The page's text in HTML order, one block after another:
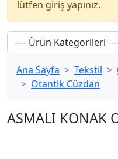
lütfen giriş yapınız.
Ana Sayfa Tekstil
Otantik Cüzdan
ASMALI KONAK